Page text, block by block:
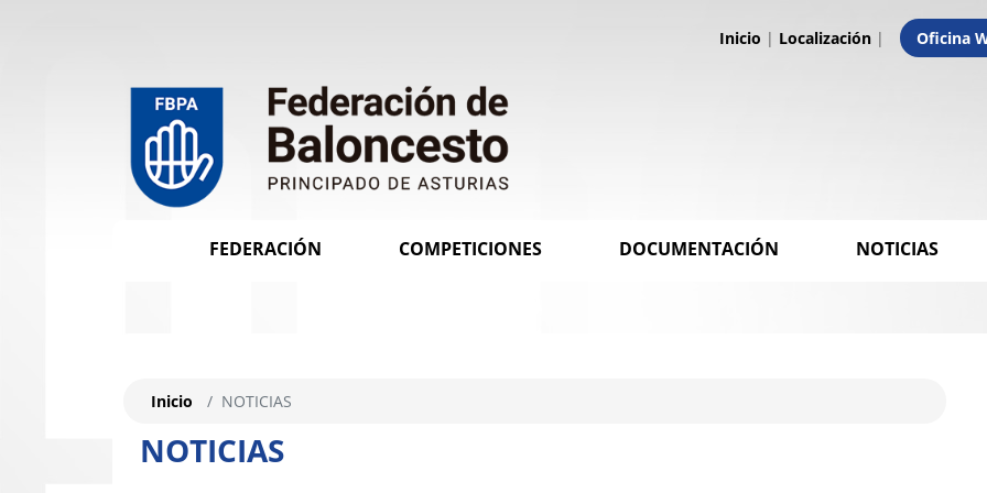
Inicio | Localización | Oficina
FEDERACIÓN COMPETICIONES DOCUMENTACIÓN NOTICIAS
NOTICIAS
Inicio NOTICIAS